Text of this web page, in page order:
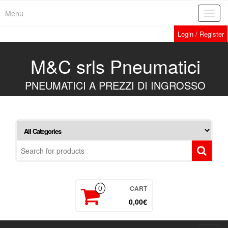
Menu
Login / Register
M&C srls Pneumatici
PNEUMATICI A PREZZI DI INGROSSO
0 CART
0,00€